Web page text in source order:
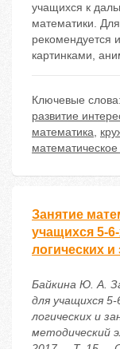
учащихся к
математики.
рекомендуется
картинками,
Ключевые слова:
развитие
математика,
Занятие
учащихся 5-
логических
Байкина Ю. А.
для учащихся
логических и
методический